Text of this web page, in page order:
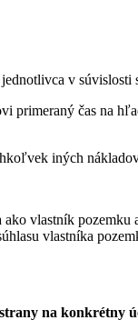
v
primeraný čas na
iných
vlastník
vlastníka
na konkrétny